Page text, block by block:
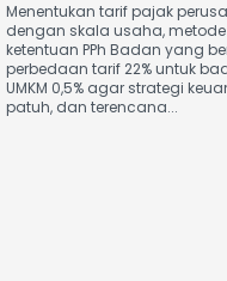
Menentukan tarif pajak
dengan skala usaha,
ketentuan PPh Badan yang
perbedaan tarif 22% untuk
UMKM 0,5% agar strategi
patuh, dan terencana...